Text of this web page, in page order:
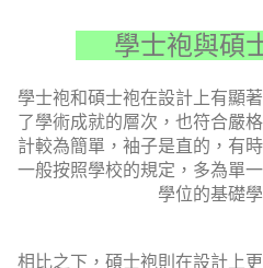
學士袍與碩
學士袍和碩士袍在設計上有顯
了學術成就的層次，也符合嚴
計較為簡單，袖子是直的，有
一般按照學校的規定，多為單
學位的基礎
相比之下，碩士袍則在設計上